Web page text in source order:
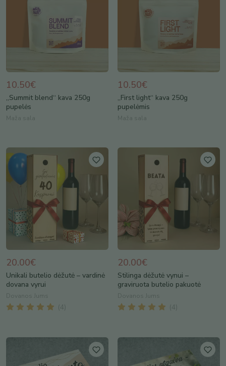
10.50€
„Summit blend“ kava 250g
pupelės
Maža sala
10.50€
„First light“ kava 250g
pupelėmis
Maža sala
20.00€
Unikali butelio dėžutė – vardinė
dovana vyrui
Dovanos Jums
( 4
20.00€
Stilinga dėžutė vynui –
graviruota butelio pakuotė
Dovanos Jums
( 4